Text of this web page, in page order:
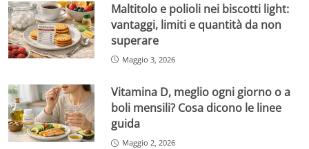
Maltitolo e polioli nei biscotti light:
vantaggi, limiti e quantità da non
superare
Maggio 3, 2026
Vitamina D, meglio ogni giorno o a
boli mensili? Cosa dicono le linee
guida
Maggio 2, 2026